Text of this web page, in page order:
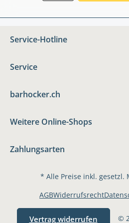
Service-Hotline
Service
barhocker.ch
Weitere Online-Shops
Zahlungsarten
* Alle Preise inkl. gesetzl.
Vertrag widerrufen ©
AGBWiderrufsrecht